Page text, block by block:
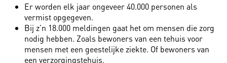
Er worden elk jaar ongeveer 40.000 personen als
vermist opgegeven.
Bij z’n 18.000 meldingen gaat het om mensen die zorg
nodig hebben. Zoals bewoners van een tehuis voor
mensen met een geestelijke ziekte. Of bewoners van
een verzorgingstehuis.